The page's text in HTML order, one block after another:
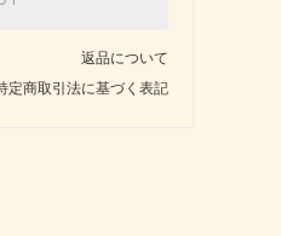
返品について
定商取引法に基づく表記